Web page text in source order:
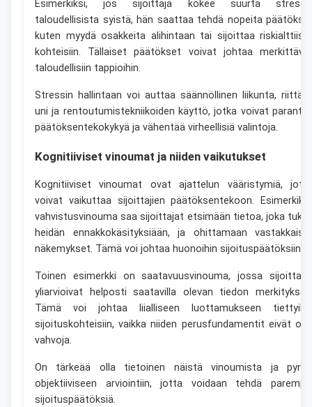
Esimerkiksi, jos sijoittaja kokee suurta
taloudellisista syistä, hän saattaa tehdä nopeita
kuten myydä osakkeita alihintaan tai sijoittaa
kohteisiin. Tällaiset päätökset voivat johtaa
taloudellisiin tappioihin.
Stressin hallintaan voi auttaa säännöllinen liikunta,
uni ja rentoutumistekniikoiden käyttö, jotka voivat
päätöksentekokykyä ja vähentää virheellisiä valintoja.
Kognitiiviset vinoumat ja niiden vaikutukset
Kognitiiviset vinoumat ovat ajattelun vääristymiä,
voivat vaikuttaa sijoittajien päätöksentekoon.
vahvistusvinouma saa sijoittajat etsimään tietoa, joka
heidän ennakkokäsityksiään, ja ohittamaan
näkemykset. Tämä voi johtaa huonoihin sijoituspäätöksiin.
Toinen esimerkki on saatavuusvinouma, jossa
yliarvioivat helposti saatavilla olevan tiedon
Tämä voi johtaa liialliseen luottamukseen
sijoituskohteisiin, vaikka niiden perusfundamentit eivät
vahvoja.
On tärkeää olla tietoinen näistä vinoumista ja
objektiiviseen arviointiin, jotta voidaan tehdä
sijoituspäätöksiä.